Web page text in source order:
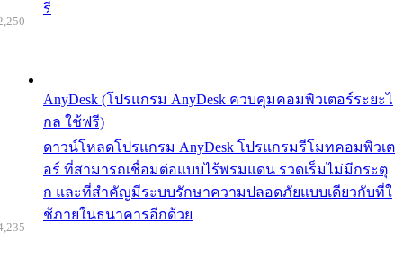
รี
AnyDesk (โปรแกรม AnyDesk ควบคุมคอมพิวเตอร์ระยะไ
กล ใช้ฟรี)
ดาวน์โหลดโปรแกรม AnyDesk โปรแกรมรีโมทคอมพิวเต
อร์ ที่สามารถเชื่อมต่อแบบไร้พรมแดน รวดเร็มไม่มีกระตุ
ก และที่สำคัญมีระบบรักษาความปลอดภัยแบบเดียวกับที่ใ
ช้ภายในธนาคารอีกด้วย